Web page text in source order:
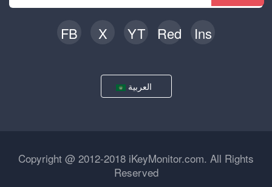
FB X YT Red Ins
Copyright @ 2012-2018 iKeyMonitor.com. All Rights
Reserved